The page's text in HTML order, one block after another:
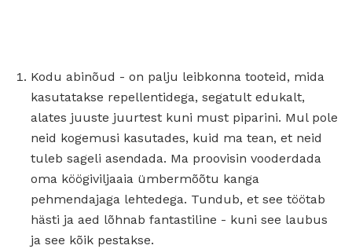
Kodu abinõud - on palju leibkonna tooteid, mida
kasutatakse repellentidega, segatult edukalt,
alates juuste juurtest kuni must piparini. Mul pole
neid kogemusi kasutades, kuid ma tean, et neid
tuleb sageli asendada. Ma proovisin vooderdada
oma köögiviljaaia ümbermõõtu kanga
pehmendajaga lehtedega. Tundub, et see töötab
hästi ja aed lõhnab fantastiline - kuni see laubus
ja see kõik pestakse.